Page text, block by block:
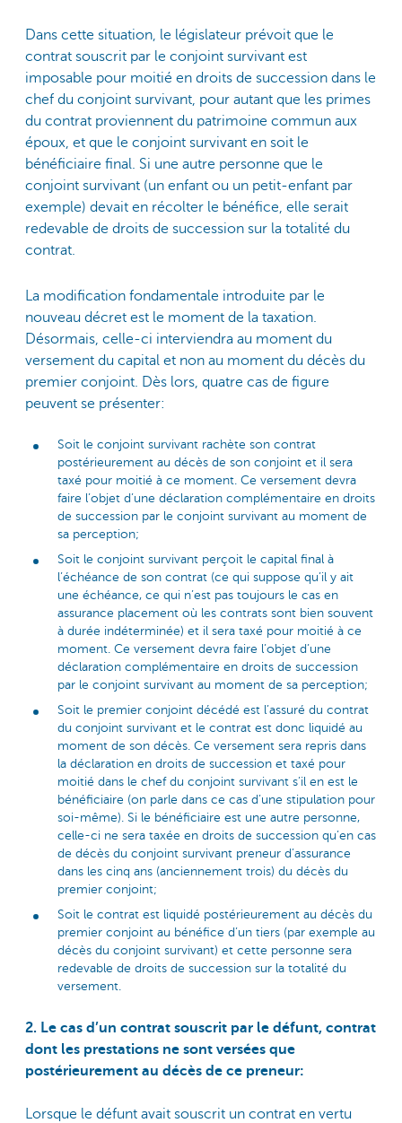
Dans cette situation, le législateur prévoit que le
contrat souscrit par le conjoint survivant est
imposable pour moitié en droits de succession dans le
chef du conjoint survivant, pour autant que les primes
du contrat proviennent du patrimoine commun aux
époux, et que le conjoint survivant en soit le
bénéficiaire final. Si une autre personne que le
conjoint survivant (un enfant ou un petit-enfant par
exemple) devait en récolter le bénéfice, elle serait
redevable de droits de succession sur la totalité du
contrat.
La modification fondamentale introduite par le
nouveau décret est le moment de la taxation.
Désormais, celle-ci interviendra au moment du
versement du capital et non au moment du décès du
premier conjoint. Dès lors, quatre cas de figure
peuvent se présenter:
Soit le conjoint survivant rachète son contrat
postérieurement au décès de son conjoint et il sera
taxé pour moitié à ce moment. Ce versement devra
faire l’objet d’une déclaration complémentaire en droits
de succession par le conjoint survivant au moment de
sa perception;
Soit le conjoint survivant perçoit le capital final à
l’échéance de son contrat (ce qui suppose qu’il y ait
une échéance, ce qui n’est pas toujours le cas en
assurance placement où les contrats sont bien souvent
à durée indéterminée) et il sera taxé pour moitié à ce
moment. Ce versement devra faire l’objet d’une
déclaration complémentaire en droits de succession
par le conjoint survivant au moment de sa perception;
Soit le premier conjoint décédé est l’assuré du contrat
du conjoint survivant et le contrat est donc liquidé au
moment de son décès. Ce versement sera repris dans
la déclaration en droits de succession et taxé pour
moitié dans le chef du conjoint survivant s’il en est le
bénéficiaire (on parle dans ce cas d’une stipulation pour
soi-même). Si le bénéficiaire est une autre personne,
celle-ci ne sera taxée en droits de succession qu’en cas
de décès du conjoint survivant preneur d’assurance
dans les cinq ans (anciennement trois) du décès du
premier conjoint;
Soit le contrat est liquidé postérieurement au décès du
premier conjoint au bénéfice d’un tiers (par exemple au
décès du conjoint survivant) et cette personne sera
redevable de droits de succession sur la totalité du
versement.
2. Le cas d’un contrat souscrit par le défunt, contrat
dont les prestations ne sont versées que
postérieurement au décès de ce preneur:
Lorsque le défunt avait souscrit un contrat en vertu